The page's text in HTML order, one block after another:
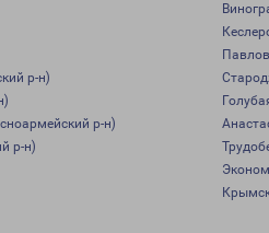
р-н)
р-н)
р-н)